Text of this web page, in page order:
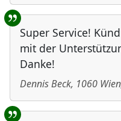
Super Service!
mit der
Danke!
Dennis Beck, 1060 Wien